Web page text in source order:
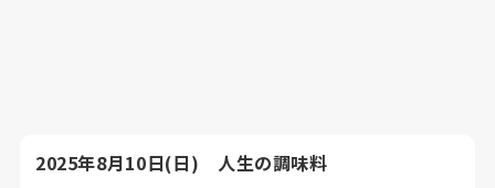
2025年8月10日(日) 人生の調味料